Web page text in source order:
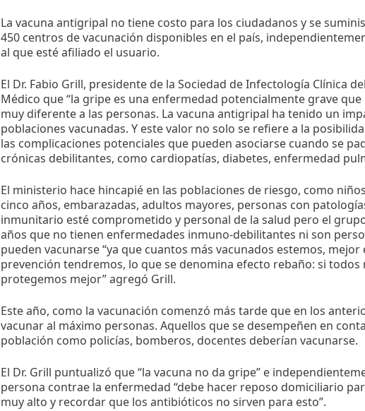
La vacuna antigripal no tiene costo para los ciudadanos y se
450 centros de vacunación disponibles en el país,
al que esté afiliado el usuario.
El Dr. Fabio Grill, presidente de la Sociedad de Infectología Clínica
Médico que “la gripe es una enfermedad potencialmente grave
muy diferente a las personas. La vacuna antigripal ha tenido un
poblaciones vacunadas. Y este valor no solo se refiere a la
las complicaciones potenciales que pueden asociarse cuando se
crónicas debilitantes, como cardiopatías, diabetes, enfermedad
El ministerio hace hincapié en las poblaciones de riesgo, como
cinco años, embarazadas, adultos mayores, personas con
inmunitario esté comprometido y personal de la salud pero el
años que no tienen enfermedades inmuno-debilitantes ni son
pueden vacunarse “ya que cuantos más vacunados estemos,
prevención tendremos, lo que se denomina efecto rebaño: si todos
protegemos mejor” agregó Grill.
Este año, como la vacunación comenzó más tarde que en los
vacunar al máximo personas. Aquellos que se desempeñen en
población como policías, bomberos, docentes deberían vacunarse.
El Dr. Grill puntualizó que “la vacuna no da gripe” e
persona contrae la enfermedad “debe hacer reposo domiciliario
muy alto y recordar que los antibióticos no sirven para esto”.